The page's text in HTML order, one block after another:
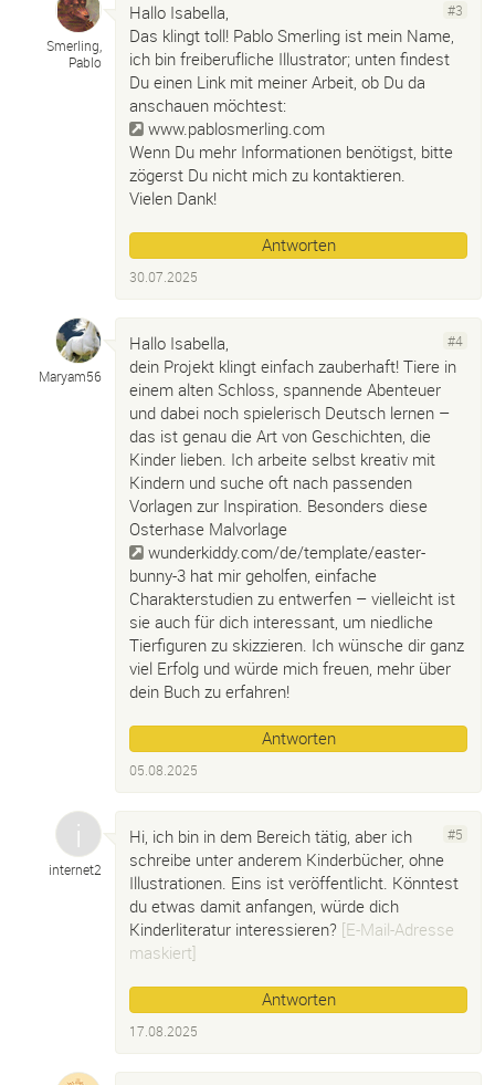
Smerling,
Pablo
#3
Hallo Isabella,
Das klingt toll! Pablo Smerling ist mein Name,
ich bin freiberufliche Illustrator; unten findest
Du einen Link mit meiner Arbeit, ob Du da
anschauen möchtest:
www.pablosmerling.com
Wenn Du mehr Informationen benötigst, bitte
zögerst Du nicht mich zu kontaktieren.
Vielen Dank!
Antworten
30.07.2025
Maryam56
#4
Hallo Isabella,
dein Projekt klingt einfach zauberhaft! Tiere in
einem alten Schloss, spannende Abenteuer
und dabei noch spielerisch Deutsch lernen –
das ist genau die Art von Geschichten, die
Kinder lieben. Ich arbeite selbst kreativ mit
Kindern und suche oft nach passenden
Vorlagen zur Inspiration. Besonders diese
Osterhase Malvorlage
wunderkiddy.com/de/template/easter-
bunny-3 hat mir geholfen, einfache
Charakterstudien zu entwerfen – vielleicht ist
sie auch für dich interessant, um niedliche
Tierfiguren zu skizzieren. Ich wünsche dir ganz
viel Erfolg und würde mich freuen, mehr über
dein Buch zu erfahren!
Antworten
05.08.2025
internet2
#5
Hi, ich bin in dem Bereich tätig, aber ich
schreibe unter anderem Kinderbücher, ohne
Illustrationen. Eins ist veröffentlicht. Könntest
du etwas damit anfangen, würde dich
Kinderliteratur interessieren? [E-Mail-Adresse
maskiert]
Antworten
17.08.2025